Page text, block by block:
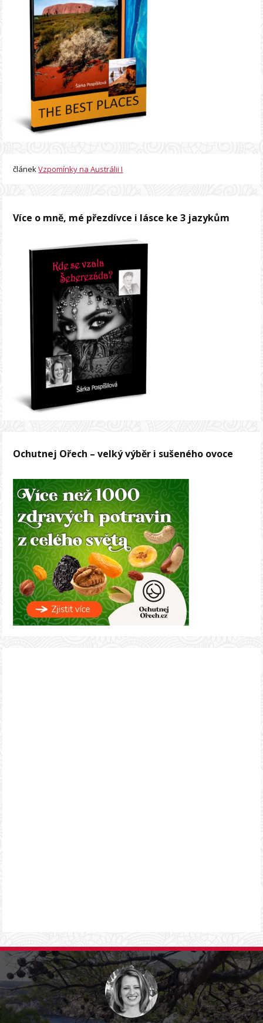
článekVzpomínky na Austrálii I
Více o mně, mé přezdívce i lásce ke 3 jazykům
Ochutnej Ořech – velký výběr i sušeného ovoce